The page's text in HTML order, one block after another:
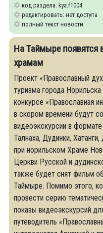
код раздела: kya.f1004
редактировать: нет доступа
полный текст новости
На Таймыре появятся
храмам
Проект «Православный
туризма города
конкурсе «Православная
в скором времени будут
видеоэкскурсии в
Талнаха, Дудинки,
при норильском Храме
Церкви Русской и
также будет снят фильм
Таймыре. Помимо этого,
провести серию
показы видеоэкскурсий
путеводитель